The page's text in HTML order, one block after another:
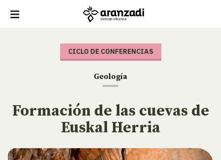
CICLO DE CONFERENCIAS
Geología
Formación de las cuevas de
Euskal Herria